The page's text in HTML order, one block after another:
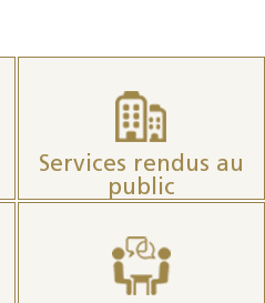
Services rendus au
public